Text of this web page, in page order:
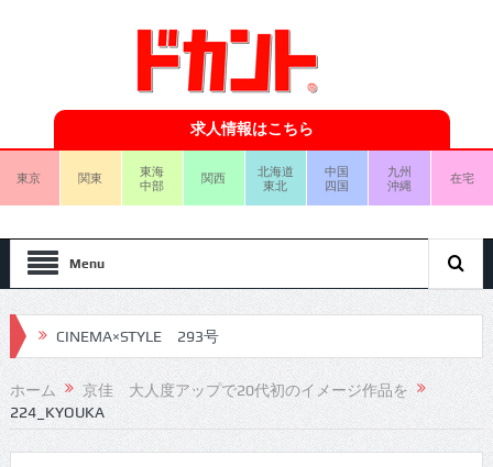
求人情報はこちら
東京 関東
東海
中部
関西
北海道
東北
中国
四国
九州
沖縄
在宅
Menu
CINEMA×STYLE 293号
CINEMA×STYLE 292号
CINEMA×STYLE 291号
ホーム
京佳 大人度アップで20代初のイメージ作品を
224_KYOUKA